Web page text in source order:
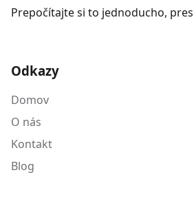
Prepočítajte si to jednoducho,
Odkazy
Domov
O nás
Kontakt
Blog